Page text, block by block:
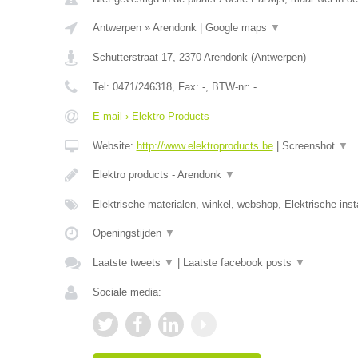
Antwerpen» Arendonk| Google maps ▼
Schutterstraat 17, 2370 Arendonk(Antwerpen)
Tel: 0471/246318, Fax: -, BTW-nr: -
E-mail › Elektro Products
Website: http://www.elektroproducts.be| Screenshot ▼
Elektro products - Arendonk ▼
Elektrische materialen, winkel, webshop, Elektrische
Openingstijden ▼
Laatste tweets ▼ Laatste facebook posts ▼
Sociale media: